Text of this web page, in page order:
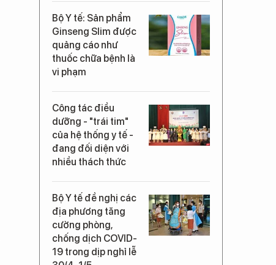
Bộ Y tế: Sản phẩm
Ginseng Slim được
quảng cáo như
thuốc chữa bệnh là
vi phạm
Công tác điều
dưỡng - "trái tim"
của hệ thống y tế -
đang đối diện với
nhiều thách thức
Bộ Y tế đề nghị các
địa phương tăng
cường phòng,
chống dịch COVID-
19 trong dịp nghỉ lễ